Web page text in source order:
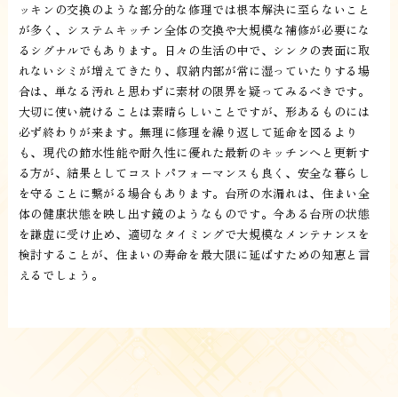
ッキンの交換のような部分的な修理では根本解決に至らないこと
が多く、システムキッチン全体の交換や大規模な補修が必要にな
るシグナルでもあります。日々の生活の中で、シンクの表面に取
れないシミが増えてきたり、収納内部が常に湿っていたりする場
合は、単なる汚れと思わずに素材の限界を疑ってみるべきです。
大切に使い続けることは素晴らしいことですが、形あるものには
必ず終わりが来ます。無理に修理を繰り返して延命を図るより
も、現代の節水性能や耐久性に優れた最新のキッチンへと更新す
る方が、結果としてコストパフォーマンスも良く、安全な暮らし
を守ることに繋がる場合もあります。台所の水漏れは、住まい全
体の健康状態を映し出す鏡のようなものです。今ある台所の状態
を謙虚に受け止め、適切なタイミングで大規模なメンテナンスを
検討することが、住まいの寿命を最大限に延ばすための知恵と言
えるでしょう。